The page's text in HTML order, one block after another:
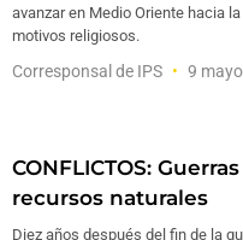
avanzar en Medio Oriente hacia
motivos religiosos.
Corresponsal de IPS 9
CONFLICTOS:
recursos naturales
Diez años después del fin de la